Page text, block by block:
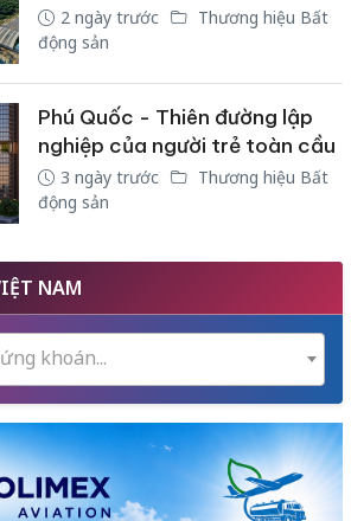
2 ngày trước
Thương hiệu Bất
động sản
Phú Quốc - Thiên đường lập
nghiệp của người trẻ toàn cầu
3 ngày trước
Thương hiệu Bất
động sản
NAM
khoán...